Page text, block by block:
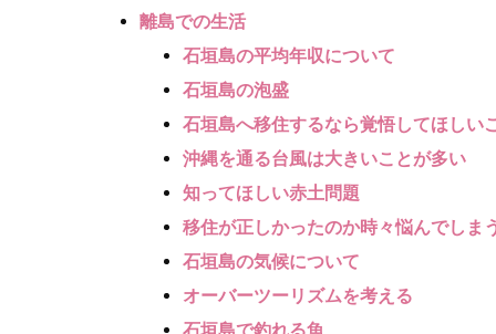
離島での生活
石垣島の平均年収について
石垣島の泡盛
石垣島へ移住するなら覚悟してほしい
沖縄を通る台風は大きいことが多い
知ってほしい赤土問題
移住が正しかったのか時々悩んでしま
石垣島の気候について
オーバーツーリズムを考える